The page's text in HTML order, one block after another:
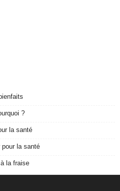
?
la santé
pour la santé
la fraise